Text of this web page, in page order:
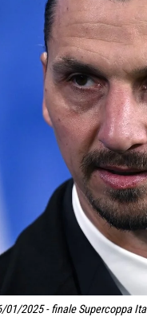
01/2025 - finale Supercoppa